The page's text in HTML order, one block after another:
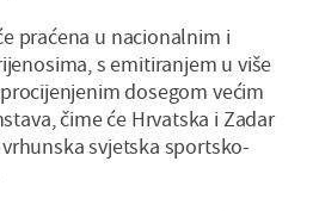
praćena u nacionalnim i
s emitiranjem u više
dosegom većim
čime će Hrvatska i Zadar
svjetska sportsko-